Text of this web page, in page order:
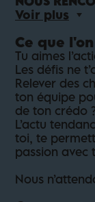
actuellement
Tes
Tu manages
vraie volonté
animation les
meilleur
Tu pilotes ton
sur nos outils
respect des
Voir plus
Ce que
Tu aimes
Les défis ne
Relever des
ton équipe
de ton crédo
L’actu
toi, te
passion avec
Nous